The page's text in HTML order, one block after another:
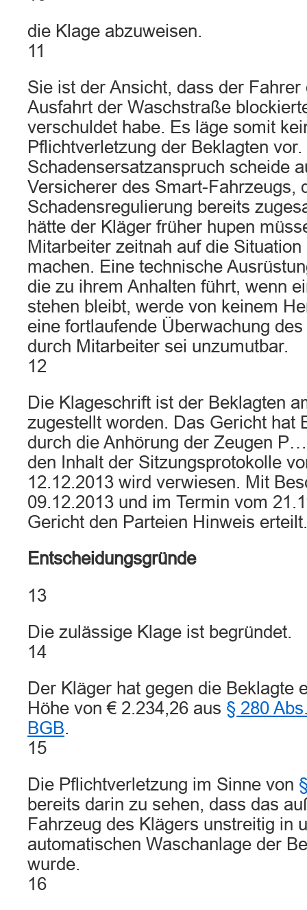
die Klage abzuweisen.
11
Sie ist der Ansicht, dass der
Ausfahrt der Waschstraße
verschuldet habe. Es läge somit
Pflichtverletzung der Beklagten vor.
Schadensersatzanspruch scheide
Versicherer des Smart-
Schadensregulierung bereits
hätte der Kläger früher hupen
Mitarbeiter zeitnah auf die
machen. Eine technische
die zu ihrem Anhalten führt, wenn
stehen bleibt, werde von keinem
eine fortlaufende Überwachung
durch Mitarbeiter sei unzumutbar.
12
Die Klageschrift ist der Beklagten
zugestellt worden. Das Gericht hat
durch die Anhörung der Zeugen
den Inhalt der Sitzungsprotokolle
12.12.2013 wird verwiesen. Mit
09.12.2013 und im Termin vom
Gericht den Parteien Hinweis erteilt.
Entscheidungsgründe
13
Die zulässige Klage ist begründet.
14
Der Kläger hat gegen die Beklagte
Höhe von € 2.234,26 aus § 280
BGB.
15
Die Pflichtverletzung im Sinne von
bereits darin zu sehen, dass das
Fahrzeug des Klägers unstreitig in
automatischen Waschanlage der
wurde.
16